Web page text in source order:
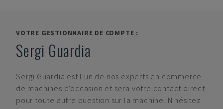
VOTRE GESTIONNAIRE DE COMPTE :
Sergi Guardia
Sergi Guardia est l'un de nos experts en commerce
de machines d'occasion et sera votre contact direct
pour toute autre question sur la machine. N'hésitez